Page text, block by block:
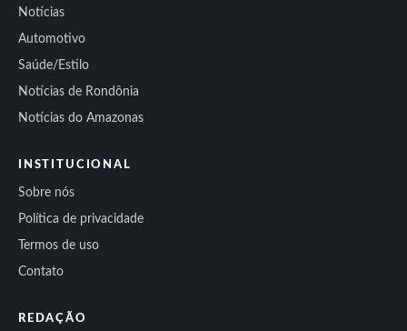
Notícias
Automotivo
Saúde/Estilo
Notícias de Rondônia
Notícias do Amazonas
INSTITUCIONAL
Sobre nós
Política de privacidade
Termos de uso
Contato
REDAÇÃO